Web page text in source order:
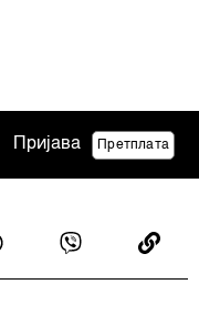
Пријава Претплата